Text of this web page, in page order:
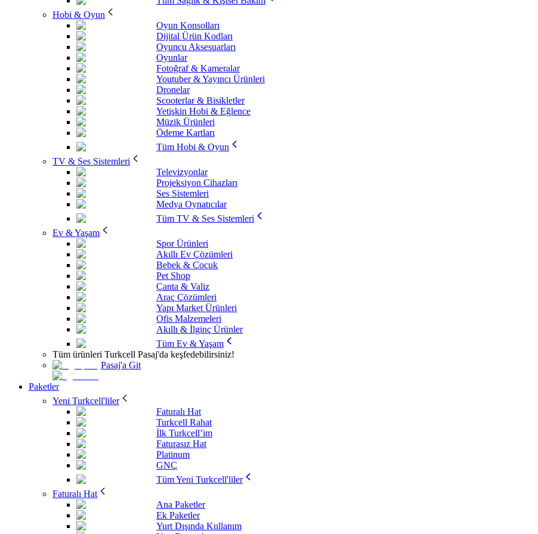
Hobi & Oyun
Oyun Konsolları
Dijital Ürün Kodları
Oyuncu Aksesuarları
Oyunlar
Fotoğraf & Kameralar
Youtuber & Yayıncı Ürünleri
Dronelar
Scooterlar & Bisikletler
Yetişkin Hobi & Eğlence
Müzik Ürünleri
Ödeme Kartları
Tüm Hobi & Oyun
TV & Ses Sistemleri
Televizyonlar
Projeksiyon Cihazları
Ses Sistemleri
Medya Oynatıcılar
Tüm TV & Ses Sistemleri
Ev & Yaşam
Spor Ürünleri
Akıllı Ev Çözümleri
Bebek & Çocuk
Pet Shop
Çanta & Valiz
Araç Çözümleri
Yapı Market Ürünleri
Ofis Malzemeleri
Akıllı & İlginç Ürünler
Tüm Ev & Yaşam
Tüm ürünleri Turkcell Pasaj'da keşfedebilirsiniz!
Pasaj'a Git
Paketler
Yeni Turkcell'liler
Faturalı Hat
Turkcell Rahat
İlk Turkcell’im
Faturasız Hat
Platinum
GNÇ
Tüm Yeni Turkcell'liler
Faturalı Hat
Ana Paketler
Ek Paketler
Yurt Dışında Kullanım